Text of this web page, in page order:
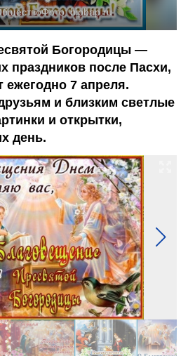
Фото:bipbap.ru
Богородицы —
праздников после Пасхи,
ежегодно 7 апреля.
и близким светлые
и открытки,
день.